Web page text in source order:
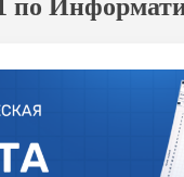
по